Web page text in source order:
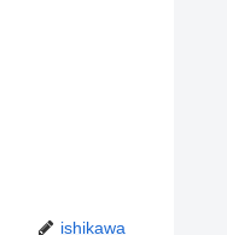
ishikawa